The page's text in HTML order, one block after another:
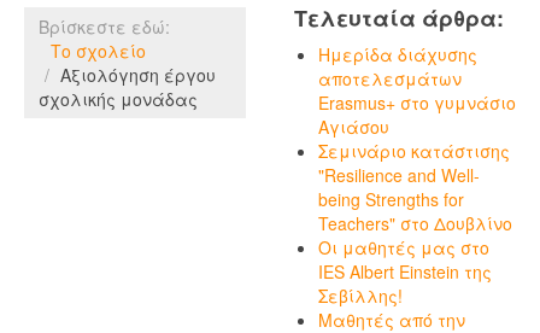
Βρίσκεστε εδώ:
Το σχολείο
Αξιολόγηση έργου
σχολικής μονάδας
Τελευταία άρθρα:
Ημερίδα διάχυσης
αποτελεσμάτων
Erasmus+ στο γυμνάσιο
Αγιάσου
Σεμινάριο κατάστισης
"Resilience and Well-
being Strengths for
Teachers" στο Δουβλίνο
Οι μαθητές μας στο
IES Albert Einstein της
Σεβίλλης!
Μαθητές από την